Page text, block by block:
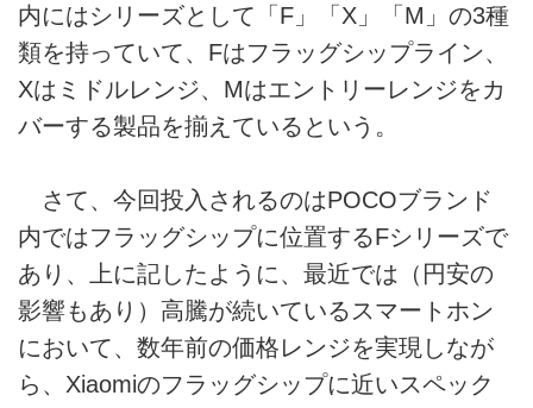
内にはシリーズとして「F」「X」「M」の3種
類を持っていて、Fはフラッグシップライン、
Xはミドルレンジ、Mはエントリーレンジをカ
バーする製品を揃えているという。
さて、今回投入されるのはPOCOブランド
内ではフラッグシップに位置するFシリーズで
あり、上に記したように、最近では（円安の
影響もあり）高騰が続いているスマートホン
において、数年前の価格レンジを実現しなが
ら、Xiaomiのフラッグシップに近いスペック